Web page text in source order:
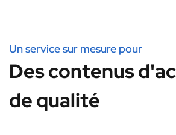
Un service sur mesure pour
Des contenus
de qualité